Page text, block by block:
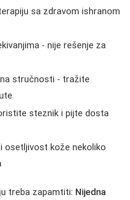
sa zdravom ishranom
- nije rešenje za
stručnosti - tražite
steznik i pijte dosta
osetljivost kože nekoliko
treba zapamtiti: Nijedna